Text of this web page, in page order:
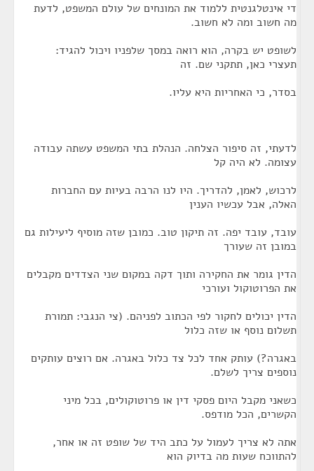
די אינטלגנטית ללמוד את המונחים של עולם המשפט, לדעת
מה חשוב ומה לא חשוב.
לשופט יש בקרה, הוא רואה במסך שלפניו ויכול להגיד:
תעצרי כאן, תתקני שם. זה
בסדר, כי האחריות היא עליו.
לדעתי, זה סיפור הצלחה. הנהלת בתי המשפט עשתה עבודה
עצומה. לא היה קל
לרכוש, לאמן, להדריך. היו לנו הרבה בעיות עם החברות
האלה, אבל עכשיו הענין
עובד, עובד יפה. זה תיקון טוב. כמובן שזה מוסיף ליעילות גם
במובן זה שעורך
הדין גומר את החקירה ותוך דקה במקום שני הצדדים מקבלים
את הפרוטוקול ועורכי
הדין יכולים לחקור לפי הכתוב לפניהם. (צי הנגבי: תמורת
תשלום נוסף או שזה כלול
באגרה?) עותק אחד לכל צד כלול באגרה. אם רוצים עותקים
נוספים צריך לשלם.
כשאני מקבל היום פסקי דין או פרוטוקולים, בכל מיני
הקשרים, הכל מודפס.
אתה לא צריך לעמול על כתב היד של שופט זה או אחר,
להתווכח שעות מה בדיוק הוא